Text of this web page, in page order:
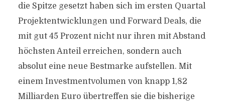
die Spitze gesetzt haben sich im ersten Quartal
Projektentwicklungen und Forward Deals, die
mit gut 45 Prozent nicht nur ihren mit Abstand
höchsten Anteil erreichen, sondern auch
absolut eine neue Bestmarke aufstellen. Mit
einem Investmentvolumen von knapp 1,82
Milliarden Euro übertreffen sie die bisherige